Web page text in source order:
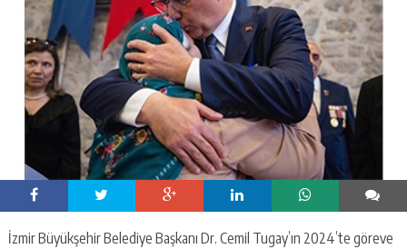
İzmir Büyükşehir Belediye Başkanı Dr. Cemil Tugay’ın 2024’te göreve